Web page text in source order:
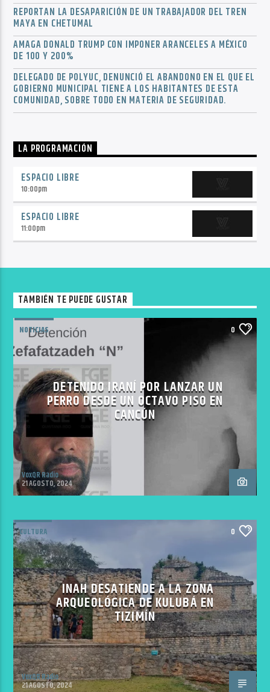
REPORTAN LA DESAPARICIÓN DE UN TRABAJADOR DEL TREN
MAYA EN CHETUMAL
AMAGA DONALD TRUMP CON IMPONER ARANCELES A MÉXICO
DE 100 Y 200%
DELEGADO DE POLYUC, DENUNCIÓ EL ABANDONO EN EL QUE EL
GOBIERNO MUNICIPAL TIENE A LOS HABITANTES DE ESTA
COMUNIDAD, SOBRE TODO EN MATERIA DE SEGURIDAD.
LA PROGRAMACIÓN
ESPACIO LIBRE
10:00pm
ESPACIO LIBRE
11:00pm
TAMBIÉN TE PUEDE GUSTAR
NOTICIAS 0
DETENIDO IRANÍ POR LANZAR UN
PERRO DESDE UN OCTAVO PISO EN
CANCÚN
VoxQR Radio
21 AGOSTO, 2024
CULTURA 0
INAH DESATIENDE A LA ZONA
ARQUEOLÓGICA DE KULUBÁ EN
TIZIMÍN
VoxQR Radio
21 AGOSTO, 2024